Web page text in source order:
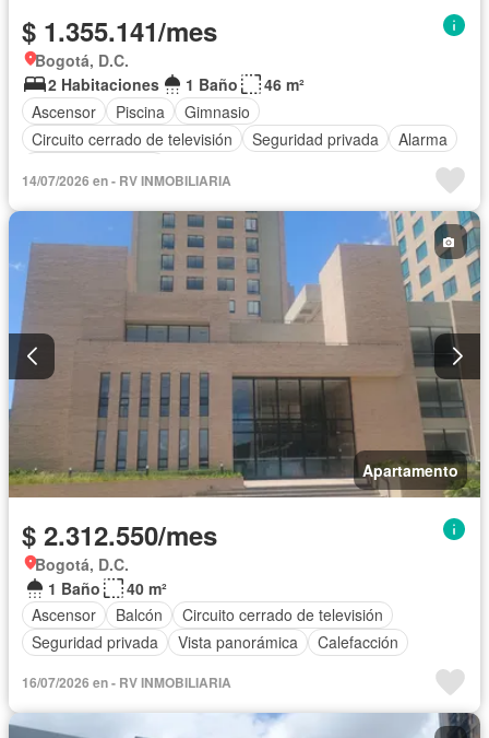
$ 1.355.141/mes
Bogotá, D.C.
2 Habitaciones
1 Baño
46 m²
Ascensor
Piscina
Gimnasio
Circuito cerrado de televisión
Seguridad privada
Alarma
14/07/2026 en - RV INMOBILIARIA
Apartamento
$ 2.312.550/mes
Bogotá, D.C.
1 Baño
40 m²
Ascensor
Balcón
Circuito cerrado de televisión
Seguridad privada
Vista panorámica Calefacción
16/07/2026 en - RV INMOBILIARIA